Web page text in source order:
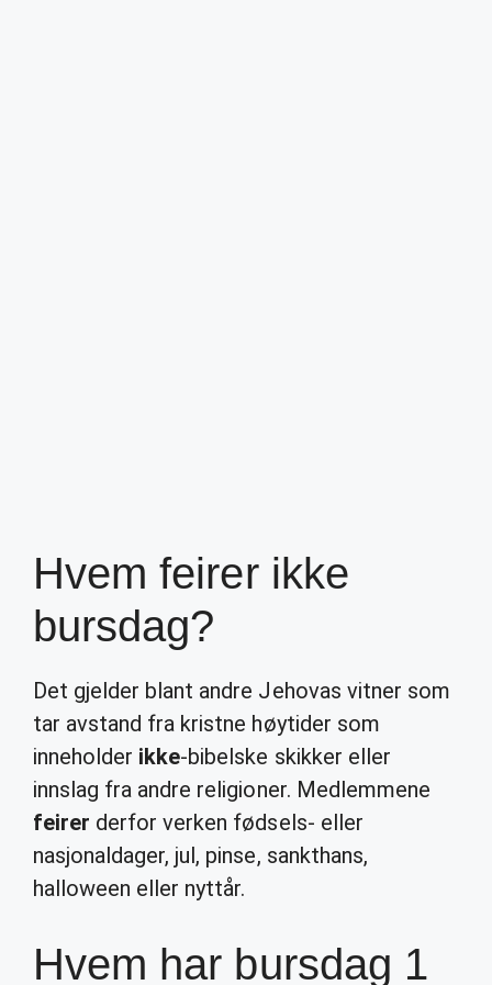
Hvem feirer ikke
bursdag?
Det gjelder blant andre Jehovas vitner som
tar avstand fra kristne høytider som
inneholder ikke-bibelske skikker eller
innslag fra andre religioner. Medlemmene
feirer derfor verken fødsels- eller
nasjonaldager, jul, pinse, sankthans,
halloween eller nyttår.
Hvem har bursdag 1